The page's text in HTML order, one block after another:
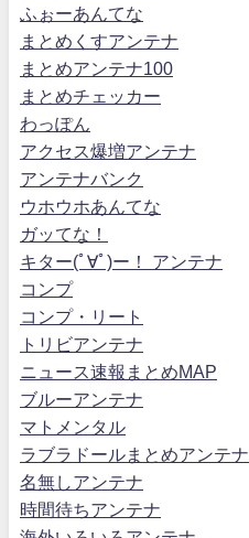
ふぉーあんてな
まとめくすアンテナ
まとめアンテナ100
まとめチェッカー
わっぽん
アクセス爆増アンテナ
アンテナバンク
ウホウホあんてな
ガッてな！
キター(ﾟ∀ﾟ)ー！ アンテナ
コンプ
コンプ・リート
トリビアンテナ
ニュース速報まとめMAP
ブルーアンテナ
マトメンタル
ラブラドールまとめアンテナ
名無しアンテナ
時間待ちアンテナ